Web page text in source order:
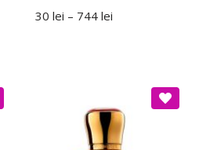
30 lei – 744 lei